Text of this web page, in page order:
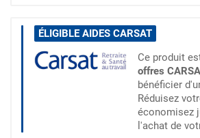
ÉLIGIBLE AIDES CARSAT
Ce produit
offres
bénéficier
Réduisez
économisez
l'achat de